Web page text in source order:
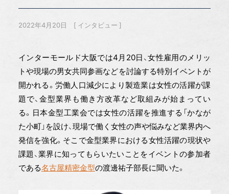
2022年4月20日 インタビュー
インターモールド大阪では4月20日、女性雇用のメリッ
トや現場の男女共同参画などを討論する特別イベントが
開かれる。労働人口減少により製造業は女性の活躍が課
題で、金型業界も働き方改革など取組みが始まってい
る。日本金型工業会では女性の活躍を推進する「かなが
た小町」を設け、現場で働く女性の声や悩みなど業界内へ
発信を強化。そこで金型業界における女性活躍の現状や
課題、業界に知ってもらいたいことをイベントの参加者
である名古屋精密金型の渡邊祐子部長に聞いた。